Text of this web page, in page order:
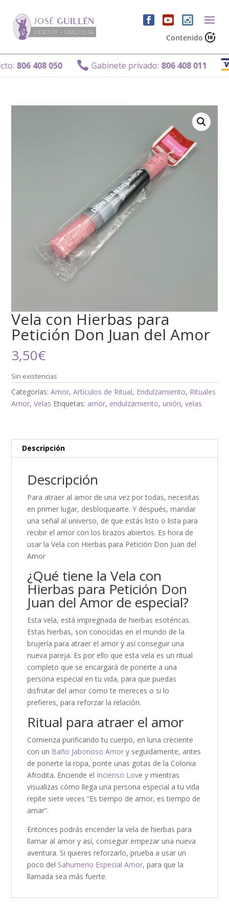
Contenido
806 408 050  Gabinete privado: 806 408 011
Vela con Hierbas para
Petición Don Juan del Amor
3,50€
Sin existencias
Categorías:Amor,Artículos de Ritual, Endulzamiento, Rituales
Amor,Velas Etiquetas: amor, endulzamiento,unión,velas
Descripción
Descripción
Para atraer al amor de una vez por todas, necesitas
en primer lugar, desbloquearte. Y después, mandar
una señal al universo, de que estás listo o lista para
recibir el amor con los brazos abiertos. Es hora de
usar la Vela con Hierbas para Petición Don Juan del
Amor
¿Qué tiene la Vela con
Hierbas para Petición Don
Juan del Amor de especial?
Esta vela, está impregnada de hierbas esotéricas.
Estas hierbas, son conocidas en el mundo de la
brujería para atraer el amor y así conseguir una
nueva pareja. Es por ello que esta vela es un ritual
completo que se encargará de ponerte a una
persona especial en tu vida, para que puedas
disfrutar del amor como te mereces o si lo
prefieres, para reforzar la relación.
Ritual para atraer el amor
Comienza purificando tu cuerpo, en luna creciente
con un Baño Jabonoso Amor y seguidamente, antes
de ponerte la ropa, ponte unas gotas de la Colonia
Afrodita. Enciende el Incienso Love y mientras
visualizas cómo llega una persona especial a tu vida
repite siete veces “Es tiempo de amor, es tiempo de
amar”.
Entonces podrás encender la vela de hierbas para
llamar al amor y así, conseguir empezar una nueva
aventura. Si quieres reforzarlo, prueba a usar un
poco del Sahumerio Especial Amor, para que la
llamada sea más fuerte.